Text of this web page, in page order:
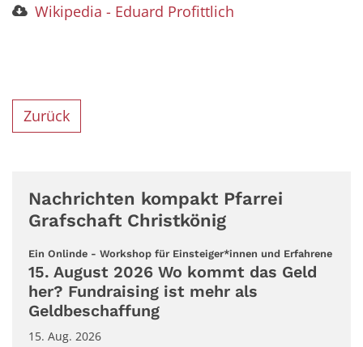
Wikipedia - Eduard Profittlich
Zurück
Nachrichten kompakt Pfarrei
Grafschaft Christkönig
Ein Onlinde - Workshop für Einsteiger*innen und Erfahrene:
15. August 2026 Wo kommt das Geld
her? Fundraising ist mehr als
Geldbeschaffung
15. Aug. 2026